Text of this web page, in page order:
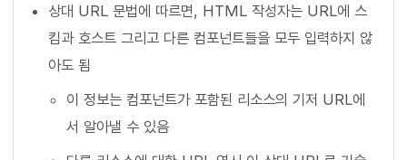
상대 URL 문법에 따르면, HTML 작성자는 URL에 스
킴과 호스트 그리고 다른 컴포넌트들을 모두 입력하지 않
아도 됨
이 정보는 컴포넌트가 포함된 리소스의 기저 URL에
서 알아낼 수 있음